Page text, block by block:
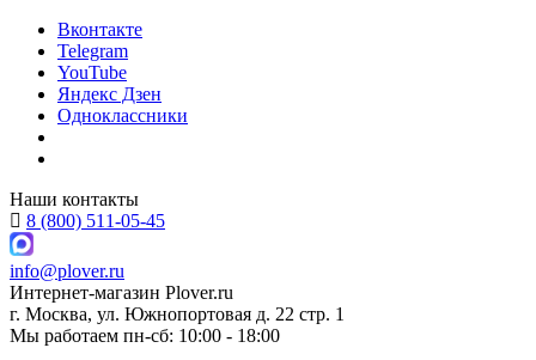
Вконтакте
Telegram
YouTube
Яндекс Дзен
Одноклассники
Наши контакты
8 (800) 511-05-45
info@plover.ru
Интернет-магазин Plover.ru
г. Москва, ул. Южнопортовая д. 22 стр. 1
Мы работаем пн-сб: 10:00 - 18:00